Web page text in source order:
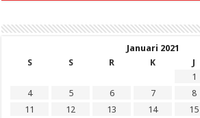
Januari 2021
S
S R K J
1
4
5 6 7 8
11
12 13 14 15